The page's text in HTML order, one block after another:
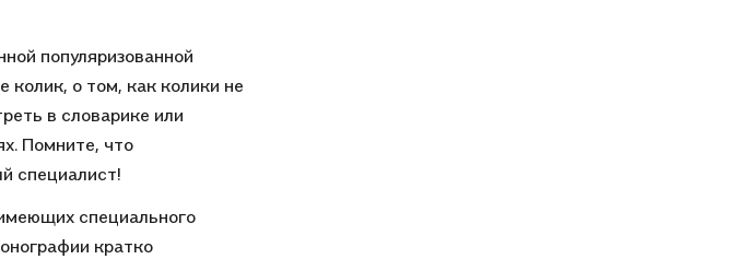
популяризованной
колик, о том, как колики не
в словарике или
Помните, что
специалист!
специального
кратко